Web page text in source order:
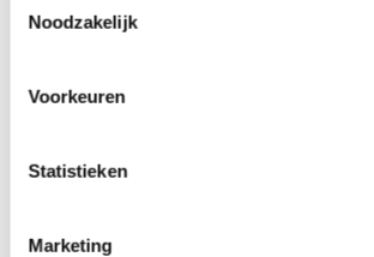
Noodzakelijk
Voorkeuren
Statistieken
Marketing